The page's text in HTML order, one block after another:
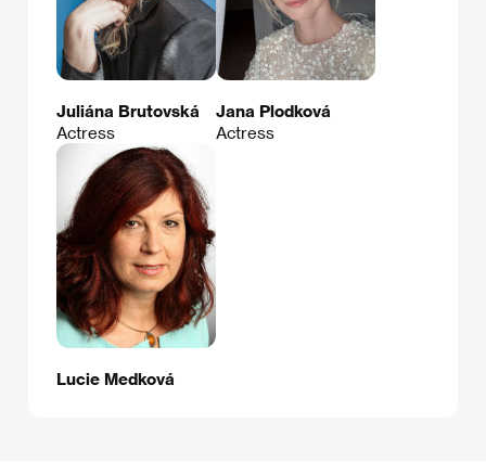
Juliána Brutovská
Actress
Jana Plodková
Actress
Lucie Medková